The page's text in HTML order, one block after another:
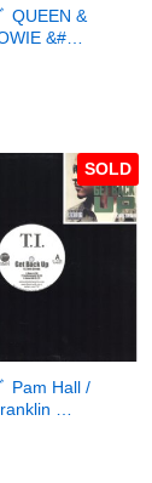
QUEEN &
&#…
SOLD
Pam Hall /
…